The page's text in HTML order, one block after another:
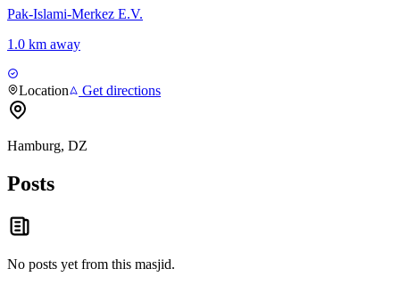
Pak-Islami-Merkez E.V.
1.0 km away
Location Get directions
Hamburg, DZ
Posts
No posts yet from this masjid.